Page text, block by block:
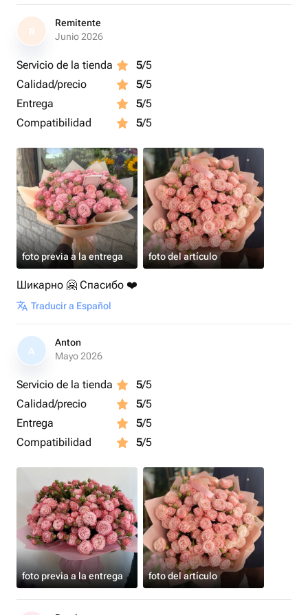
R
Remitente
Junio 2026
Servicio de la tienda 5/5
Calidad/precio
5/5
Entrega
5/5
Compatibilidad
5/5
foto previa a la entrega foto del artículo
Шикарно 🤗 Спасибо ❤️
Traducir a Español
A
Anton
Mayo 2026
Servicio de la tienda 5/5
Calidad/precio
5/5
Entrega
5/5
Compatibilidad
5/5
foto previa a la entrega foto del artículo